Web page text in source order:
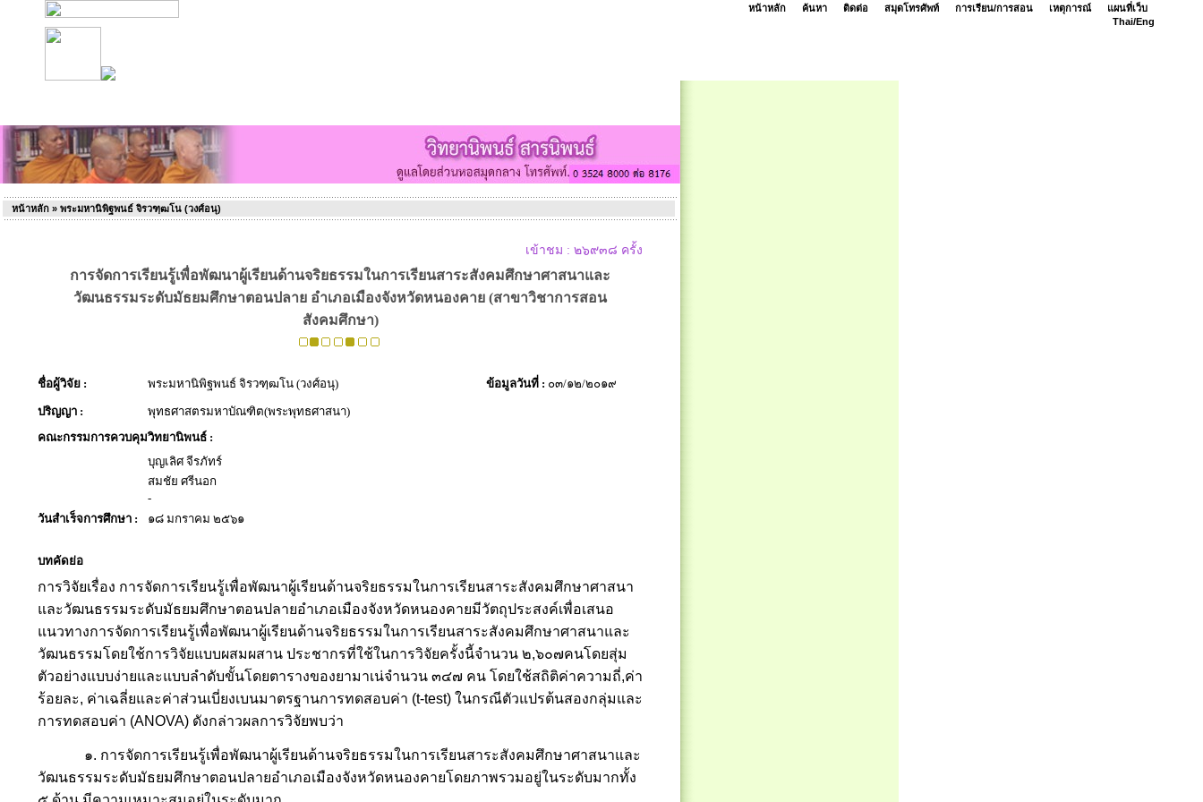
หน้าหลัก ค้นหา ติดต่อ สมุดโทรศัพท์ การเรียน/การสอน เหตุการณ์
แผนที่เว็บ
Thai/Eng
หน้าหลัก » พระมหานิพิฐพนธ์ จิรวฑฺฒโน (วงศ์อนุ)
เข้าชม : ๒๖๙๓๘ ครั้ง
การจัดการเรียนรู้เพื่อพัฒนาผู้เรียนด้านจริยธรรมในการเรียนสาระสังคมศึกษาศาสนาและ
วัฒนธรรมระดับมัธยมศึกษาตอนปลาย อำเภอเมืองจังหวัดหนองคาย (สาขาวิชาการสอน
สังคมศึกษา)
ชื่อผู้วิจัย : พระมหานิพิฐพนธ์ จิรวฑฺฒโน (วงศ์อนุ) ข้อมูลวันที่ : ๐๓/๑๒/๒๐๑๙
ปริญญา :
พุทธศาสตรมหาบัณฑิต(พระพุทธศาสนา)
คณะกรรมการควบคุมวิทยานิพนธ์ :
บุญเลิศ จีรภัทร์
สมชัย ศรีนอก
-
วันสำเร็จการศึกษา :
๑๘ มกราคม ๒๕๖๑
บทคัดย่อ
การวิจัยเรื่อง การจัดการเรียนรู้เพื่อพัฒนาผู้เรียนด้านจริยธรรมในการเรียนสาระสังคมศึกษาศาสนา
และวัฒนธรรมระดับมัธยมศึกษาตอนปลายอำเภอเมืองจังหวัดหนองคายมีวัตถุประสงค์เพื่อเสนอ
แนวทางการจัดการเรียนรู้เพื่อพัฒนาผู้เรียนด้านจริยธรรมในการเรียนสาระสังคมศึกษาศาสนาและ
วัฒนธรรมโดยใช้การวิจัยแบบผสมผสาน ประชากรที่ใช้ในการวิจัยครั้งนี้จำนวน ๒,๖๐๗คนโดยสุ่ม
ตัวอย่างแบบง่ายและแบบลำดับขั้นโดยตารางของยามาเน่จำนวน ๓๔๗ คน โดยใช้สถิติค่าความถี่,ค่า
ร้อยละ, ค่าเฉลี่ยและค่าส่วนเบี่ยงเบนมาตรฐานการทดสอบค่า (t-test) ในกรณีตัวแปรต้นสองกลุ่มและ
การทดสอบค่า (ANOVA) ดังกล่าวผลการวิจัยพบว่า
๑. การจัดการเรียนรู้เพื่อพัฒนาผู้เรียนด้านจริยธรรมในการเรียนสาระสังคมศึกษาศาสนาและ
วัฒนธรรมระดับมัธยมศึกษาตอนปลายอำเภอเมืองจังหวัดหนองคายโดยภาพรวมอยู่ในระดับมากทั้ง